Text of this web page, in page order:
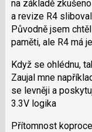
na základě
a revize R4
Původně jsem
paměti, ale R4 má
Když se ohlédnu,
Zaujal mne
se levněji a
3.3V logika
Přítomnost